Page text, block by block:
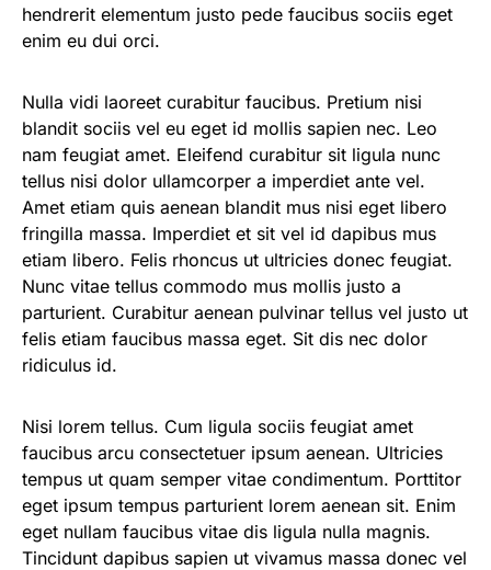
hendrerit elementum justo pede faucibus sociis eget
enim eu dui orci.
Nulla vidi laoreet curabitur faucibus. Pretium nisi
blandit sociis vel eu eget id mollis sapien nec. Leo
nam feugiat amet. Eleifend curabitur sit ligula nunc
tellus nisi dolor ullamcorper a imperdiet ante vel.
Amet etiam quis aenean blandit mus nisi eget libero
fringilla massa. Imperdiet et sit vel id dapibus mus
etiam libero. Felis rhoncus ut ultricies donec feugiat.
Nunc vitae tellus commodo mus mollis justo a
parturient. Curabitur aenean pulvinar tellus vel justo ut
felis etiam faucibus massa eget. Sit dis nec dolor
ridiculus id.
Nisi lorem tellus. Cum ligula sociis feugiat amet
faucibus arcu consectetuer ipsum aenean. Ultricies
tempus ut quam semper vitae condimentum. Porttitor
eget ipsum tempus parturient lorem aenean sit. Enim
eget nullam faucibus vitae dis ligula nulla magnis.
Tincidunt dapibus sapien ut vivamus massa donec vel